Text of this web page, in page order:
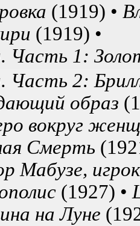
(1919) •
(1919) •
Часть 1:
Часть 2:
образ
вокруг
Смерть
Мабузе, игрок
(1927) •
на Луне